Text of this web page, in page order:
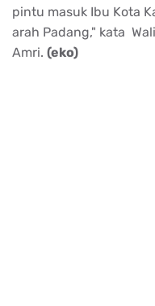
pintu masuk Ibu Kota
arah Padang," kata
Amri. (eko)